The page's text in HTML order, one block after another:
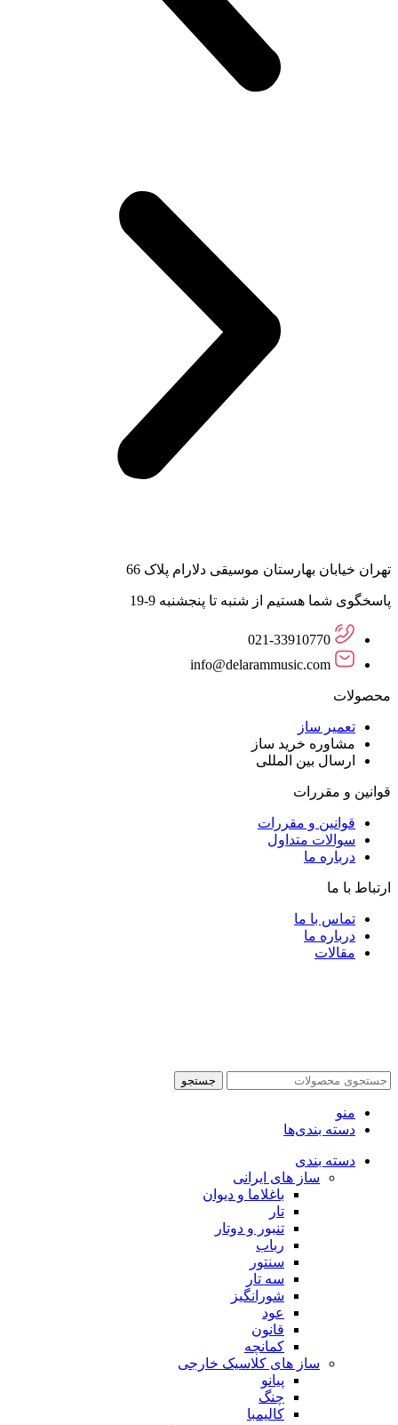
تهران خیابان بهارستان موسیقی دلارام پلاک 66
پاسخگوی شما هستیم از شنبه تا پنجشنبه 9-19
021-33910770
info@delarammusic.com
محصولات
تعمیر ساز
مشاوره خرید ساز
ارسال بین المللی
قوانین و مقررات
قوانین و مقررات
سوالات متداول
درباره ما
ارتباط با ما
تماس با ما
درباره ما
مقالات
جستجو
منو
دسته بندی‌ها
دسته بندی
ساز های ایرانی
باغلاما و دیوان
تار
تنبور و دوتار
رباب
سنتور
سه تار
شورانگیز
عود
قانون
کمانچه
ساز های کلاسیک خارجی
پیانو
چنگ
کالیمبا